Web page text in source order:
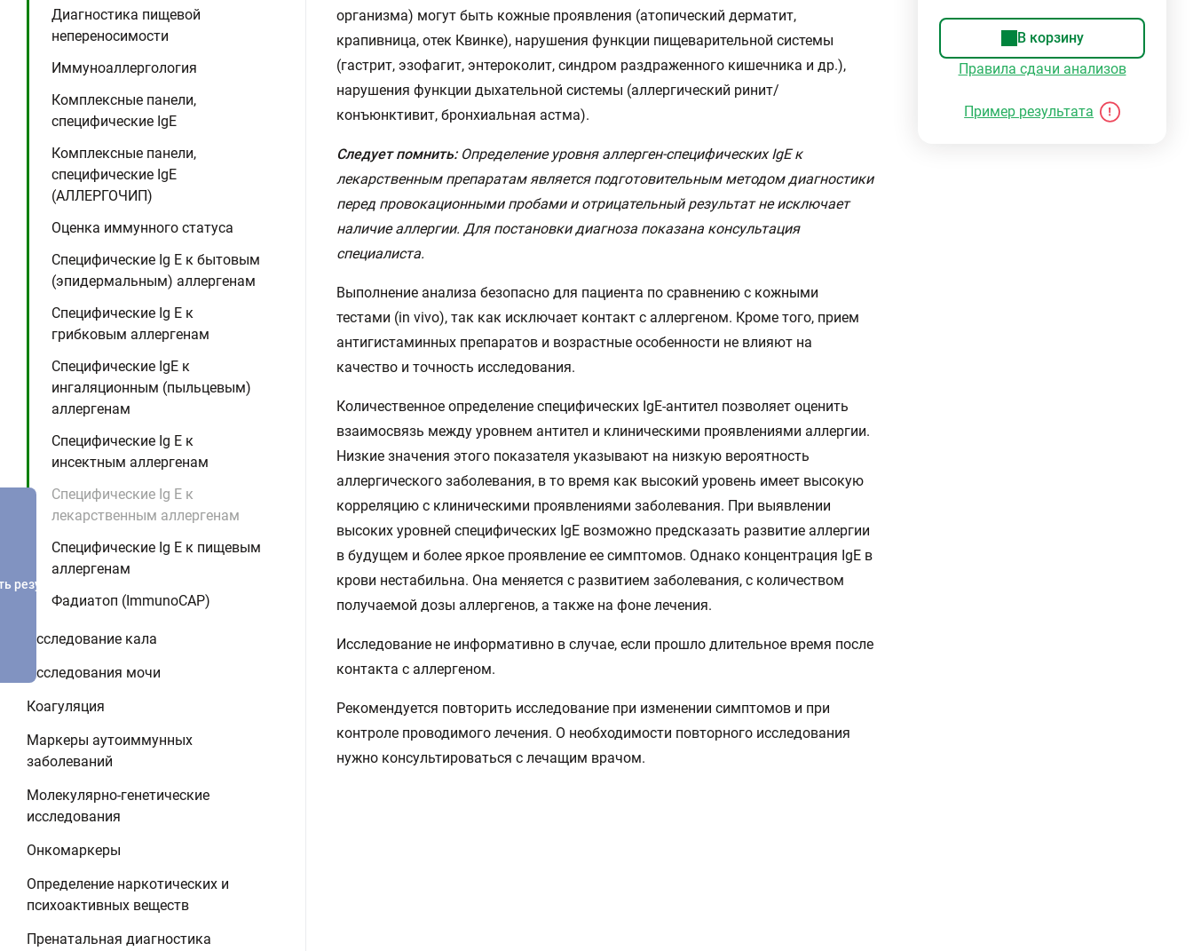
Диагностика пищевой
непереносимости
Иммуноаллергология
Комплексные панели,
специфические IgE
Комплексные панели,
специфические IgE
(АЛЛЕРГОЧИП)
Оценка иммунного статуса
Специфические Ig E к бытовым
(эпидермальным) аллергенам
Специфические Ig E к
грибковым аллергенам
Специфические IgE к
ингаляционным (пыльцевым)
аллергенам
Специфические Ig E к
инсектным аллергенам
Специфические Ig E к
лекарственным аллергенам
Специфические Ig E к пищевым
аллергенам
Фадиатоп (ImmunoCAP)
Исследование кала
Исследования мочи
Коагуляция
Маркеры аутоиммунных
заболеваний
Молекулярно-генетические
исследования
Онкомаркеры
Определение наркотических и
психоактивных веществ
Пренатальная диагностика
организма) могут быть кожные проявления (атопический дерматит,
крапивница, отек Квинке), нарушения функции пищеварительной системы
(гастрит, эзофагит, энтероколит, синдром раздраженного кишечника и др.),
нарушения функции дыхательной системы (аллергический ринит/
конъюнктивит, бронхиальная астма).
Следует помнить: Определение уровня аллерген-специфических IgE к
лекарственным препаратам является подготовительным методом диагностики
перед провокационными пробами и отрицательный результат не исключает
наличие аллергии. Для постановки диагноза показана консультация
специалиста.
Выполнение анализа безопасно для пациента по сравнению с кожными
тестами (in vivo), так как исключает контакт с аллергеном. Кроме того, прием
антигистаминных препаратов и возрастные особенности не влияют на
качество и точность исследования.
Количественное определение специфических IgE-антител позволяет оценить
взаимосвязь между уровнем антител и клиническими проявлениями аллергии.
Низкие значения этого показателя указывают на низкую вероятность
аллергического заболевания, в то время как высокий уровень имеет высокую
корреляцию с клиническими проявлениями заболевания. При выявлении
высоких уровней специфических IgE возможно предсказать развитие аллергии
в будущем и более яркое проявление ее симптомов. Однако концентрация IgE в
крови нестабильна. Она меняется с развитием заболевания, с количеством
получаемой дозы аллергенов, а также на фоне лечения.
Исследование не информативно в случае, если прошло длительное время после
контакта с аллергеном.
Рекомендуется повторить исследование при изменении симптомов и при
контроле проводимого лечения. О необходимости повторного исследования
нужно консультироваться с лечащим врачом.
В корзину
Правила сдачи анализов
Пример результата
результатов